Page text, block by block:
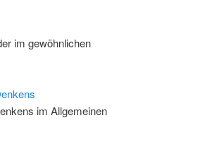
im gewöhnlichen
im Allgemeinen